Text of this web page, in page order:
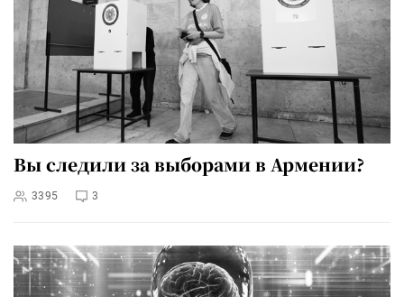
Вы следили за выборами в Армении?
3395 3